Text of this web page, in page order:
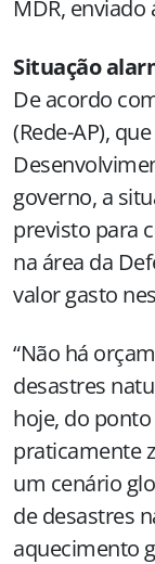
MDR, enviado
Situação
De acordo
(Rede-AP),
governo, a
previsto para
na área da
valor gasto
“Não há
desastres
hoje, do
praticamente
um cenário
de desastres
aquecimento